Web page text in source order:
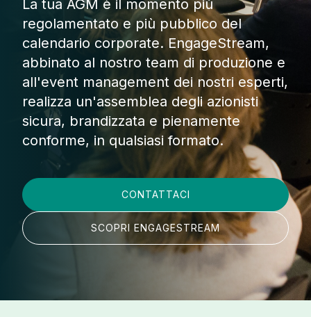
La tua AGM è il momento più
regolamentato e più pubblico del
calendario corporate. EngageStream,
abbinato al nostro team di produzione e
all'event management dei nostri esperti,
realizza un'assemblea degli azionisti
sicura, brandizzata e pienamente
conforme, in qualsiasi formato.
CONTATTACI
SCOPRI ENGAGESTREAM